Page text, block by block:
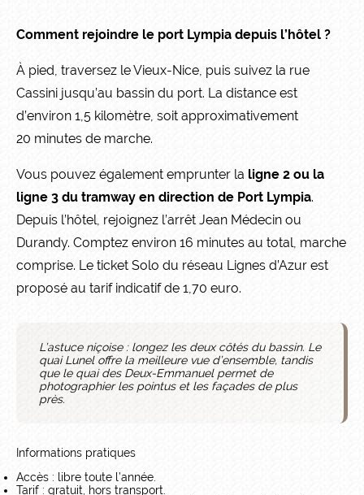
Comment rejoindre le port Lympia depuis l’hôtel ?
À pied, traversez le Vieux-Nice, puis suivez la rue
Cassini jusqu’au bassin du port. La distance est
d’environ 1,5 kilomètre, soit approximativement
20 minutes de marche.
Vous pouvez également emprunter la ligne 2 ou la
ligne 3 du tramway en direction de Port Lympia.
Depuis l’hôtel, rejoignez l’arrêt Jean Médecin ou
Durandy. Comptez environ 16 minutes au total, marche
comprise. Le ticket Solo du réseau Lignes d’Azur est
proposé au tarif indicatif de 1,70 euro.
L’astuce niçoise : longez les deux côtés du bassin. Le
quai Lunel offre la meilleure vue d’ensemble, tandis
que le quai des Deux-Emmanuel permet de
photographier les pointus et les façades de plus
près.
Informations pratiques
Accès : libre toute l’année.
Tarif : gratuit, hors transport.